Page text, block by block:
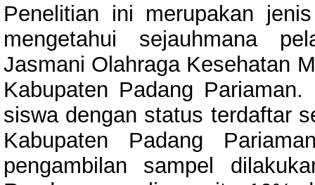
Penelitian ini merupakan
mengetahui sejauhmana
Jasmani Olahraga Kesehatan
Kabupaten Padang
siswa dengan status terdaftar
Kabupaten Padang
pengambilan sampel